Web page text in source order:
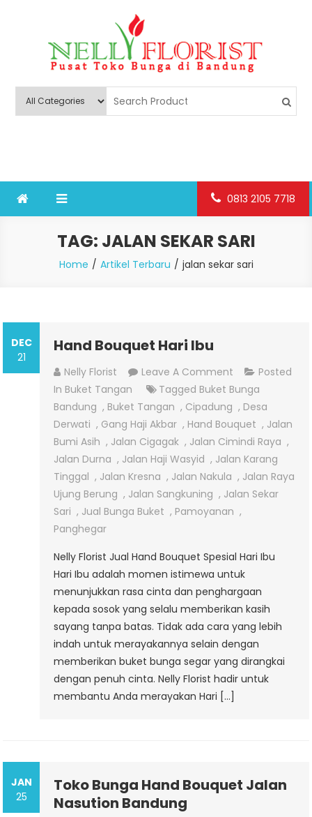
Nelly Florist Bandung
0813 2105 7718
TAG: JALAN SEKAR SARI
Home Artikel Terbaru jalan sekar sari
DEC
21
Hand Bouquet Hari Ibu
Nelly Florist Leave A Comment On
Hand
Bouquet
Hari
Ibu
Posted
In Buket Tangan Tagged Buket Bunga
Bandung , Buket Tangan , Cipadung , Desa
Derwati , Gang Haji Akbar , Hand Bouquet , Jalan
Bumi Asih , Jalan Cigagak , Jalan Cimindi Raya ,
Jalan Durna , Jalan Haji Wasyid , Jalan Karang
Tinggal , Jalan Kresna , Jalan Nakula , Jalan Raya
Ujung Berung , Jalan Sangkuning , Jalan Sekar
Sari , Jual Bunga Buket , Pamoyanan ,
Panghegar
Nelly Florist Jual Hand Bouquet Spesial Hari Ibu
Hari Ibu adalah momen istimewa untuk
menunjukkan rasa cinta dan penghargaan
kepada sosok yang selalu memberikan kasih
sayang tanpa batas. Tidak ada cara yang lebih
indah untuk merayakannya selain dengan
memberikan buket bunga segar yang dirangkai
dengan penuh cinta. Nelly Florist hadir untuk
membantu Anda merayakan Hari […]
JAN
25
Toko Bunga Hand Bouquet Jalan
Nasution Bandung